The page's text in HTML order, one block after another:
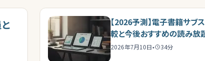
【2026予測】電子書籍サブ
較と今後おすすめの読み放
2026年7月10日• 34分